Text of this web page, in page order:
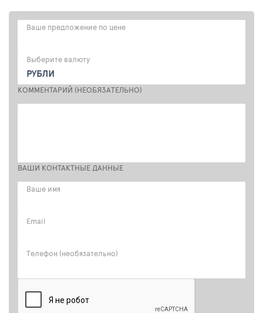
Ваше предложение по цене
Выберите валюту
РУБЛИ
КОММЕНТАРИЙ (НЕОБЯЗАТЕЛЬНО)
ВАШИ КОНТАКТНЫЕ ДАННЫЕ
Ваше имя
Email
Телефон (необязательно)